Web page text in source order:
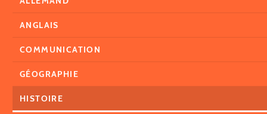
ANGLAIS
COMMUNICATION
GÉOGRAPHIE
HISTOIRE